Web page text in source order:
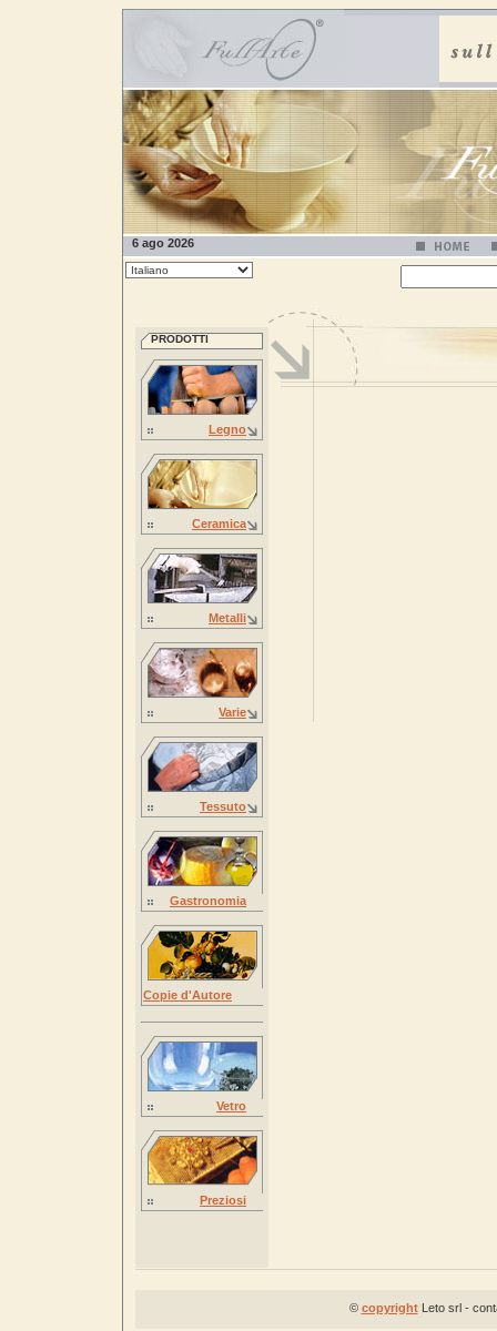
6 ago 2026
PRODOTTI
Legno
Ceramica
Metalli
Varie
Tessuto
Gastronomia
Copie d'Autore
Vetro
Preziosi
© copyrightLeto srl -